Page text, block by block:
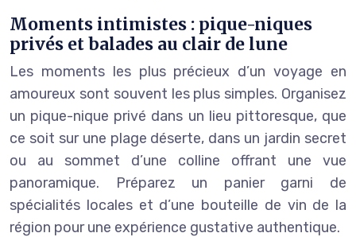
Moments intimistes : pique-niques
privés et balades au clair de lune
Les moments les plus précieux d’un voyage en
amoureux sont souvent les plus simples. Organisez
un pique-nique privé dans un lieu pittoresque, que
ce soit sur une plage déserte, dans un jardin secret
ou au sommet d’une colline offrant une vue
panoramique. Préparez un panier garni de
spécialités locales et d’une bouteille de vin de la
région pour une expérience gustative authentique.